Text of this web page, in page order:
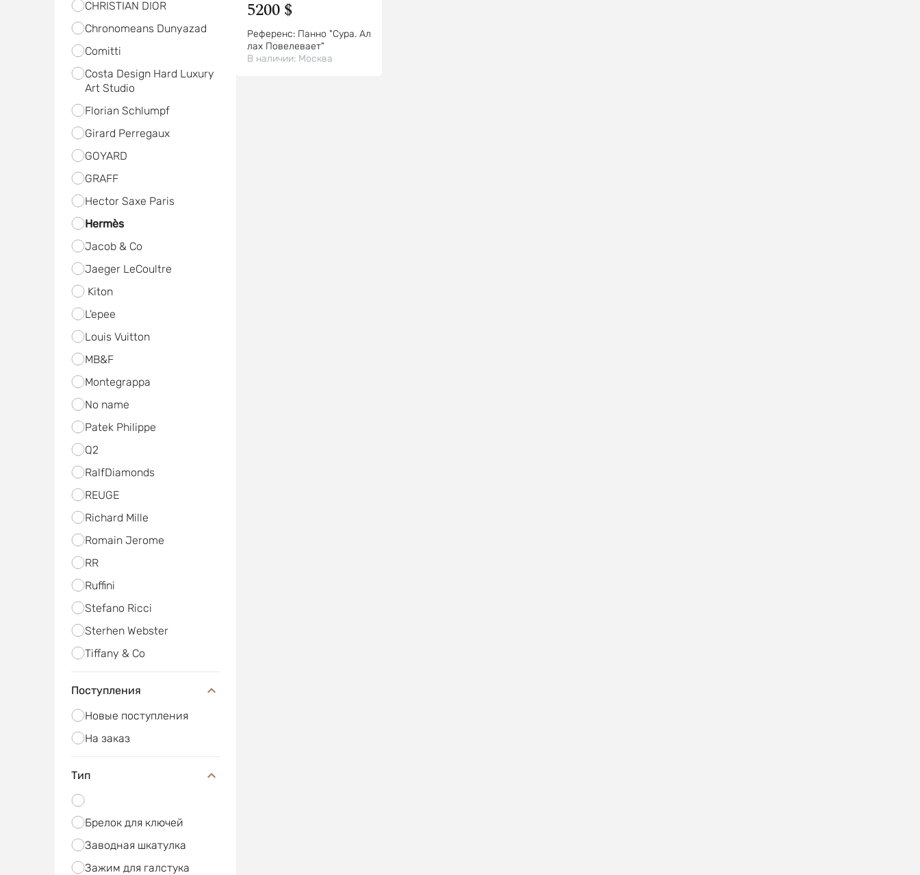
CHRISTIAN DIOR
Chronomeans Dunyazad
Comitti
Costa Design Hard Luxury
Art Studio
Florian Schlumpf
Girard Perregaux
GOYARD
GRAFF
Hector Saxe Paris
Hermès
Jacob & Co
Jaeger LeCoultre
Kiton
L'epee
Louis Vuitton
MB&F
Mоntegrappa
No name
Patek Philippe
Q2
RalfDiamonds
REUGE
Richard Mille
Romain Jerome
RR
Ruffini
Stefano Ricci
Sterhen Webster
Tiffany & Co
Поступления
Новые поступления
На заказ
Тип
Брелок для ключей
Заводная шкатулка
Зажим для галстука
5200 $
Референс: Панно "Сура. Ал
лах Повелевает"
В наличии: Москва